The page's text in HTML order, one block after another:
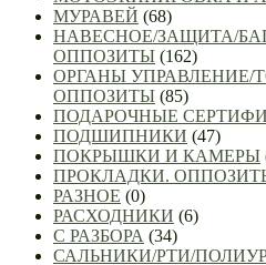
МУРАВЕЙ (68)
НАВЕСНОЕ/ЗАЩИТА/
ОППОЗИТЫ (162)
ОРГАНЫ УПРАВЛЕНИЕ/
ОППОЗИТЫ (85)
ПОДАРОЧНЫЕ
ПОДШИПНИКИ (47)
ПОКРЫШКИ И КАМЕРЫ
ПРОКЛАДКИ.
РАЗНОЕ (0)
РАСХОДНИКИ (6)
С РАЗБОРА (34)
САЛЬНИКИ/РТИ/